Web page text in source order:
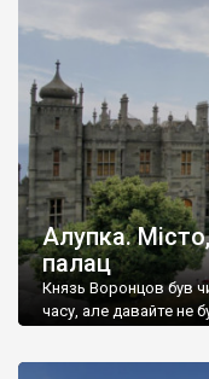
Алупка.
палац
Князь Воронцов був
часу, але давайте не